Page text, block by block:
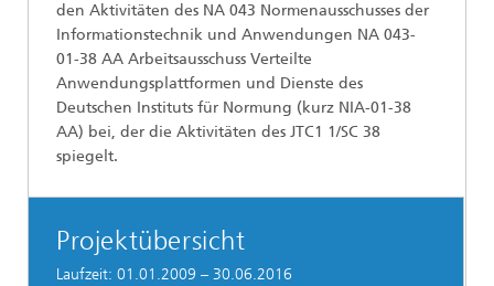
den Aktivitäten des NA 043 Normenausschusses der
Informationstechnik und Anwendungen NA 043-
01-38 AA Arbeitsausschuss Verteilte
Anwendungsplattformen und Dienste des
Deutschen Instituts für Normung (kurz NIA-01-38
AA) bei, der die Aktivitäten des JTC1 1/SC 38
spiegelt.
Projektübersicht
Laufzeit: 01.01.2009 – 30.06.2016